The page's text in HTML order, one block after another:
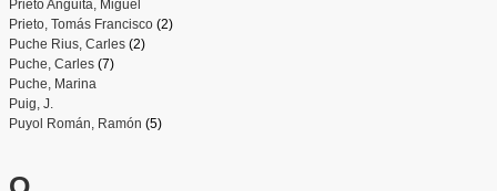
Prieto Anguita, Miguel
Prieto, Tomás Francisco(2)
Puche Rius, Carles(2)
Puche, Carles(7)
Puche, Marina
Puig, J.
Puyol Román, Ramón (5)